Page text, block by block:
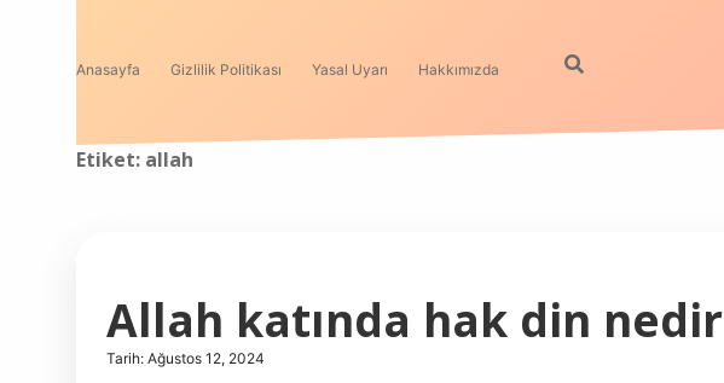
Anasayfa Gizlilik Politikası Yasal Uyarı Hakkımızda
Etiket: allah
Allah katında hak din nedir
Tarih: Ağustos 12, 2024